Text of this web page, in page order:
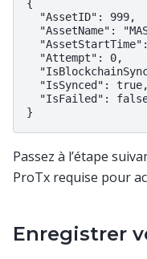
{
  "AssetID": 999,
"AssetName":
  "Attempt": 0,
  "IsSynced": true,
"IsFailed":
Passez à l’étape
ProTx requise pour
Enregistrer